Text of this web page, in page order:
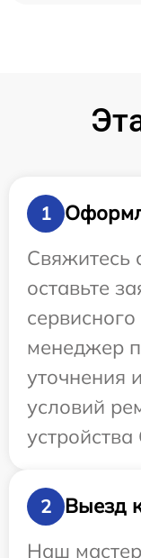
1
Свяжитесь
оставьте
менеджер
уточнения
условий
устройства
2
Выезд
Наш